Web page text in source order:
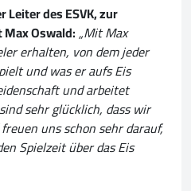
des ESVK, zur
Oswald:„Mit Max
erhalten, von dem jeder
und was er aufs Eis
und arbeitet
sehr glücklich, dass wir
uns schon sehr darauf,
Spielzeit über das Eis